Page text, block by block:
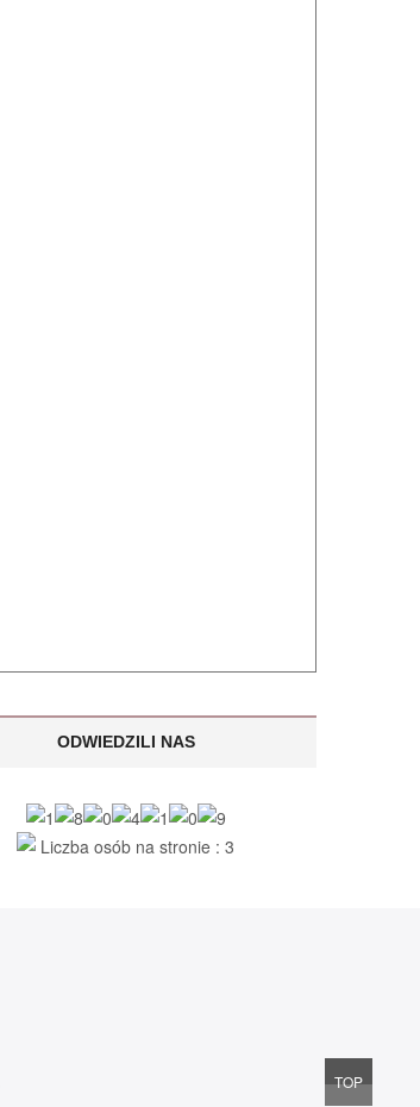
ODWIEDZILI NAS
Liczba osób na stronie : 3
Go
to
TOP